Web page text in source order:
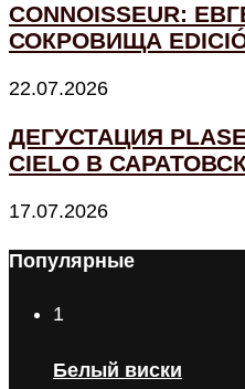
CONNOISSEUR:
СОКРОВИЩА
22.07.2026
ДЕГУСТАЦИЯ
CIELO В
17.07.2026
Популярные
1
Белый виски